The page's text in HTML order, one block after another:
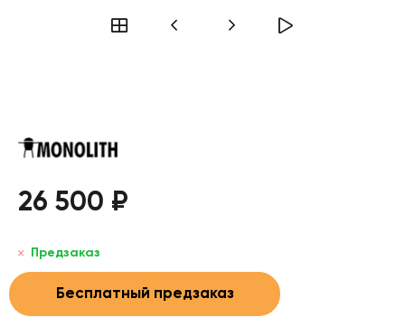
26 500 ₽
Предзаказ
Бесплатный предзаказ